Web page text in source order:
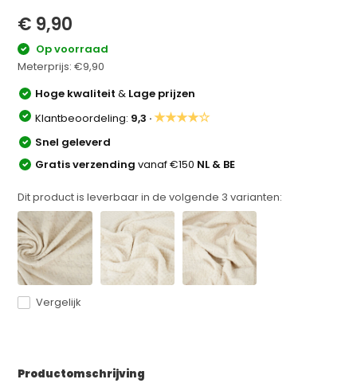
€ 9,90
Op voorraad
Meterprijs:€9,90
Hoge kwaliteit& Lage prijzen
Klantbeoordeling: 9,3 ·★★★★☆
Snel geleverd
Gratis verzendingvanaf €150 NL & BE
Dit product is leverbaar in de volgende 3 varianten:
Vergelijk
Productomschrijving